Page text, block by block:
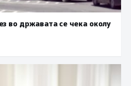
во државата се чека околу